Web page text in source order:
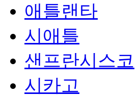
애틀랜타
시애틀
샌프란시스코
시카고